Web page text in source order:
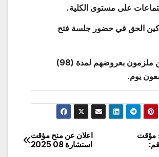
على مستوى الكلية.
الحق في حضور جلسة فتح
المشاركين ملزمون بعروضهم لمدة (98)
يوم.
اعلان عن منح مؤقت
استشارة 08 2025
مؤقت